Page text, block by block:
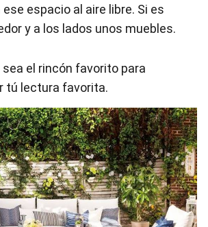
espacio al aire libre. Si es
y a los lados unos muebles.
sea el rincón favorito para
tú lectura favorita.